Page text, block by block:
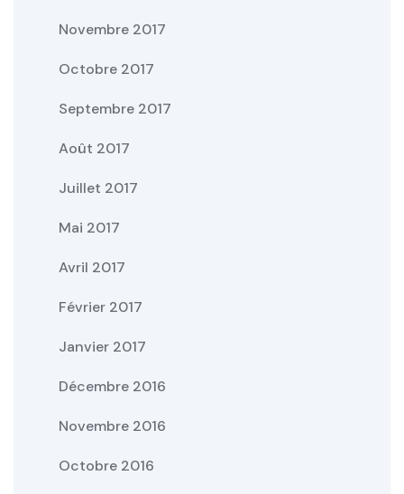
Novembre 2017
Octobre 2017
Septembre 2017
Août 2017
Juillet 2017
Mai 2017
Avril 2017
Février 2017
Janvier 2017
Décembre 2016
Novembre 2016
Octobre 2016